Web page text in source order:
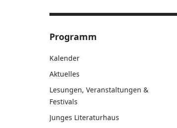
Programm
Kalender
Aktuelles
Lesungen, Veranstaltungen &
Festivals
Junges Literaturhaus